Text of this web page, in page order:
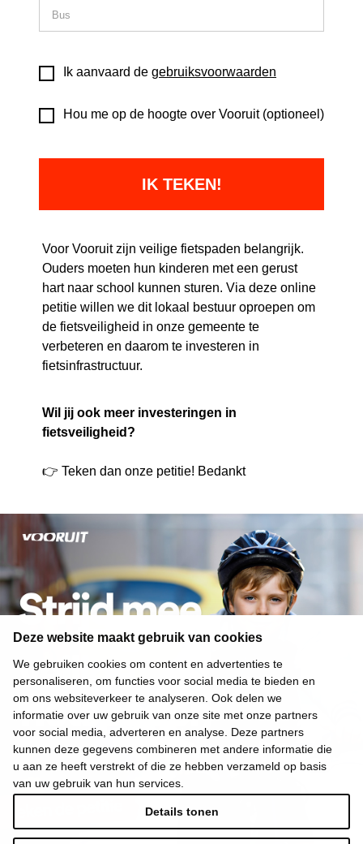
Deze website maakt gebruik van cookies
We gebruiken cookies om content en advertenties te
personaliseren, om functies voor social media te bieden en
om ons websiteverkeer te analyseren. Ook delen we
informatie over uw gebruik van onze site met onze partners
voor social media, adverteren en analyse. Deze partners
kunnen deze gegevens combineren met andere informatie die
u aan ze heeft verstrekt of die ze hebben verzameld op basis
van uw gebruik van hun services.
Details tonen
Ik aanvaard de gebruiksvoorwaarden
Hou me op de hoogte over Vooruit (optioneel)
Voor Vooruit zijn veilige fietspaden belangrijk.
Ouders moeten hun kinderen met een gerust
hart naar school kunnen sturen. Via deze online
petitie willen we dit lokaal bestuur oproepen om
de fietsveiligheid in onze gemeente te
verbeteren en daarom te investeren in
fietsinfrastructuur.
Wil jij ook meer investeringen in
fietsveiligheid?
👉 Teken dan onze petitie! Bedankt